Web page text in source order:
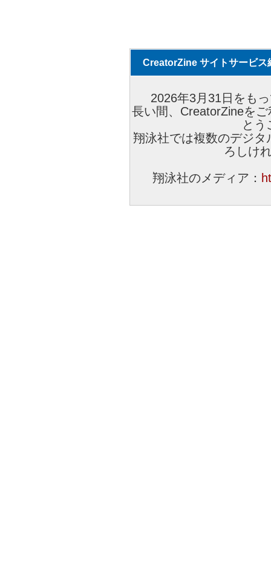
CreatorZine サイトサービス
2026年3月31日をも
長い間、CreatorZineを
とう
翔泳社では複数のデジ
ろしけ
翔泳社のメディア：